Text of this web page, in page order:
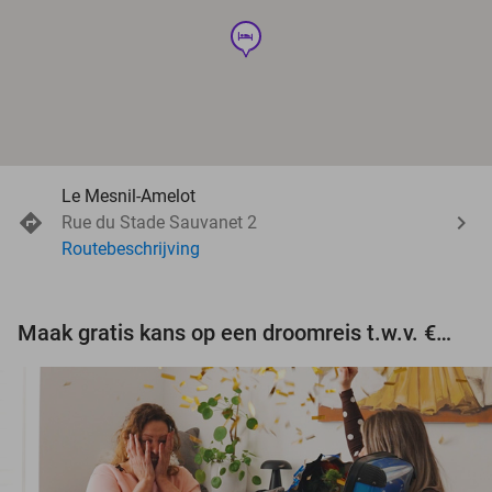
hotel
Le Mesnil-Amelot
Rue du Stade Sauvanet 2
Routebeschrijving
Maak gratis kans op een droomreis t.w.v. €3.000!